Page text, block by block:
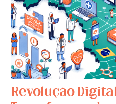
Revolução